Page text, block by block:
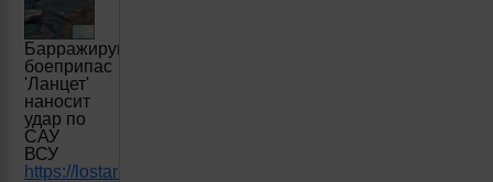
Барражирующий
боеприпас
'Ланцет'
наносит
удар по
САУ
ВСУ
https://lostarmour.info/news/lancet_24_03_00_razveddozor